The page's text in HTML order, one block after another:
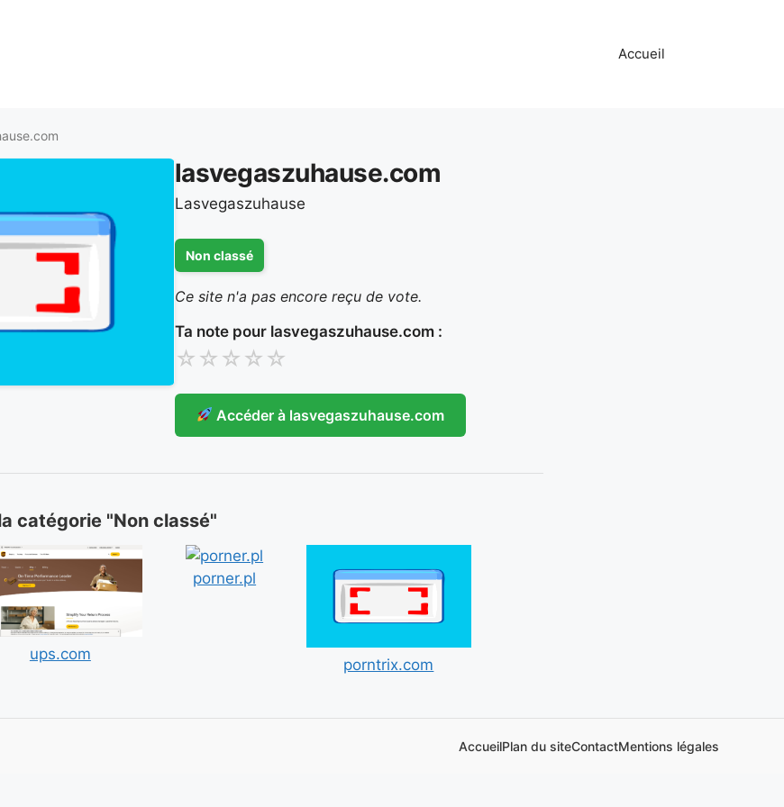
Accueil
lasvegaszuhause.com
Lasvegaszuhause
Non classé
Ce site n'a pas encore reçu de vote.
Ta note pour lasvegaszuhause.com :
☆ ☆ ☆ ☆ ☆
Accéder à lasvegaszuhause.com
catégorie "Non classé"
ups.com
porner.pl
porntrix.com
AccueilPlan du siteContactMentions légales